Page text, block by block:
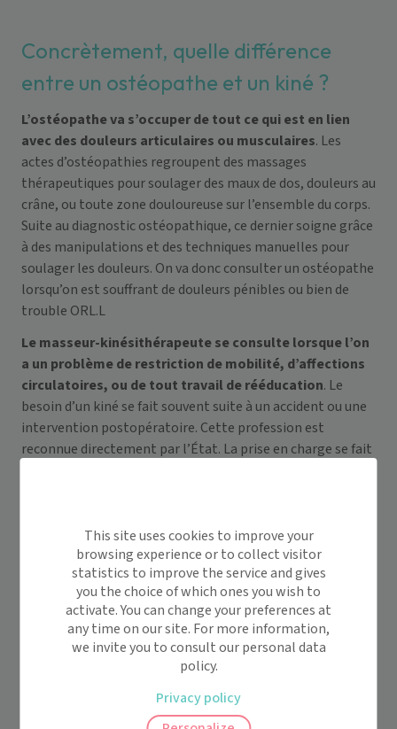
Concrètement, quelle différence
entre un ostéopathe et un kiné ?
L’ostéopathe va s’occuper de tout ce qui est en lien
avec des douleurs articulaires ou musculaires. Les
actes d’ostéopathies regroupent des massages
thérapeutiques pour soulager des maux de dos, douleurs au
crâne, ou toute zone douloureuse sur l’ensemble du corps.
Suite au diagnostic ostéopathique, ce dernier soigne grâce
à des manipulations et des techniques manuelles pour
soulager les douleurs. On va donc consulter un ostéopathe
lorsqu’on est souffrant de douleurs pénibles ou bien de
trouble ORL.L
Le masseur-kinésithérapeute se consulte lorsque l’on
a un problème de restriction de mobilité, d’affections
circulatoires, ou de tout travail de rééducation. Le
besoin d’un kiné se fait souvent suite à un accident ou une
intervention postopératoire. Cette profession est
reconnue directement par l’État. La prise en charge se fait
on va le voir après recommandation d’un médecin
généraliste.
Est-ce que l’ostéopathie est efficace
This site uses cookies to improve your
browsing experience or to collect visitor
statistics to improve the service and gives
you the choice of which ones you wish to
activate. You can change your preferences at
any time on our site. For more information,
we invite you to consult our personal data
policy.
Privacy policy